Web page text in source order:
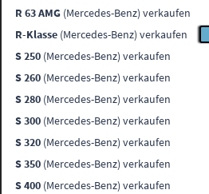
R 63 AMG (Mercedes-Benz) verkaufen
R-Klasse (Mercedes-Benz) verkaufen
S 250 (Mercedes-Benz) verkaufen
S 260 (Mercedes-Benz) verkaufen
S 280 (Mercedes-Benz) verkaufen
S 300 (Mercedes-Benz) verkaufen
S 320 (Mercedes-Benz) verkaufen
S 350 (Mercedes-Benz) verkaufen
S 400 (Mercedes-Benz) verkaufen